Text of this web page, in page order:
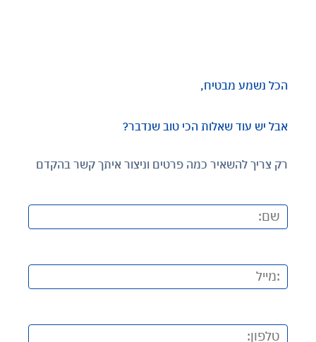
הכל נשמע מבטיח,
אבל יש עוד שאלות הכי טוב שנדבר?
רק צריך להשאיר כמה פרטים וניצור איתך קשר בהקדם